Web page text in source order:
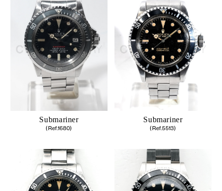
Submariner
(Ref.1680)
Submariner
(Ref.5513)